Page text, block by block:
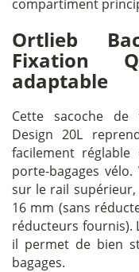
compartiment
Ortlieb
Fixation
adaptable
Cette sacoche de
Design 20L
facilement
porte-bagages
sur le rail
16 mm (sans
réducteurs fournis).
il permet de bien
bagages.